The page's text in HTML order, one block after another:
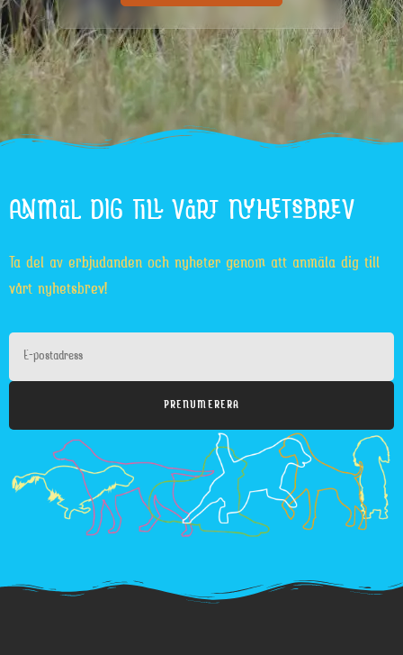
ANMÄL DIG TILL VÅRT NYHETSBREV
Ta del av erbjudanden och nyheter genom att anmäla dig till
vårt nyhetsbrev!
PRENUMERERA